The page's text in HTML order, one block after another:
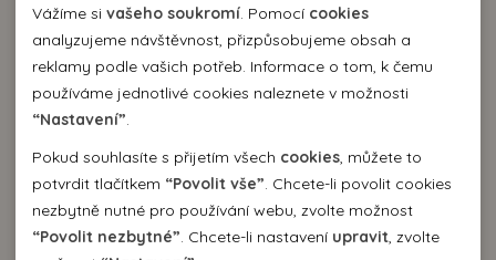
Mapa
Vážíme si vašeho soukromí . Pomocí cookies
analyzujeme návštěvnost, přizpůsobujeme obsah a
reklamy podle vašich potřeb. Informace o tom, k čemu
používáme jednotlivé cookies naleznete v možnosti
“Nastavení”
Pokud souhlasíte s přijetím všech cookies , můžete to
potvrdit tlačítkem “Povolit vše” . Chcete-li povolit cookies
nezbytně nutné pro používání webu, zvolte možnost
“Povolit nezbytné” . Chcete-li nastavení upravit , zvolte
Nutné cookies pomáhají, aby byla webová stránka
použitelná tak, že umožní základní funkce jako navigace
stránky a přístup k zabezpečeným sekcím webové stránky.
Webová stránka nemůže správně fungovat bez těchto
cookies.
Analytické cookies
Pomocí analytických cookies můžeme měřit návštěvnost
našeho webu, zdroje návštěv, výkon reklam a také jejich
Personální cookies